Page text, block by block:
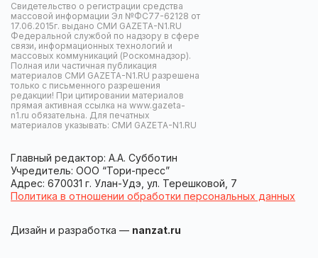
Свидетельство о регистрации средства
массовой информации Эл №ФС77-62128 от
17.06.2015г. выдано СМИ GAZETA-N1.RU
Федеральной службой по надзору в сфере
связи, информационных технологий и
массовых коммуникаций (Роскомнадзор).
Полная или частичная публикация
материалов СМИ GAZETA-N1.RU разрешена
только с письменного разрешения
редакции! При цитировании материалов
прямая активная ссылка на www.gazeta-
n1.ru обязательна. Для печатных
материалов указывать: СМИ GAZETA-N1.RU
Главный редактор: А.А. Субботин
Учредитель: ООО “Тори-пресс”
Адрес: 670031 г. Улан-Удэ, ул. Терешковой, 7
Политика в отношении обработки персональных данных
Дизайн и разработка — nanzat.ru